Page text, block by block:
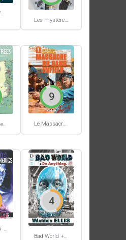
Les mystères de Hobtown #2
Beneath the trees where nobody sees #1 Le Massacre du gang Enfield
9
Dark Blue + Atmospherics
Bad World + Do Anything
4